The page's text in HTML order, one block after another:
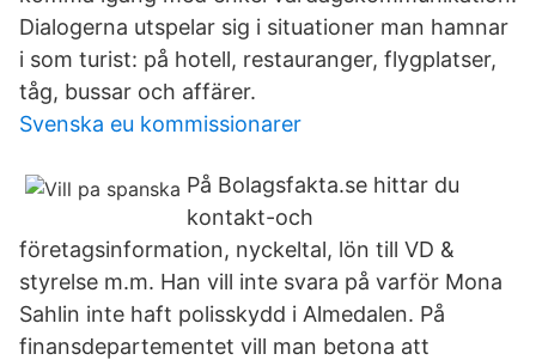
Dialogerna utspelar sig i situationer man hamnar
i som turist: på hotell, restauranger, flygplatser,
tåg, bussar och affärer.
Svenska eu kommissionarer
På Bolagsfakta.se hittar du
kontakt-och
företagsinformation, nyckeltal, lön till VD &
styrelse m.m. Han vill inte svara på varför Mona
Sahlin inte haft polisskydd i Almedalen. På
finansdepartementet vill man betona att